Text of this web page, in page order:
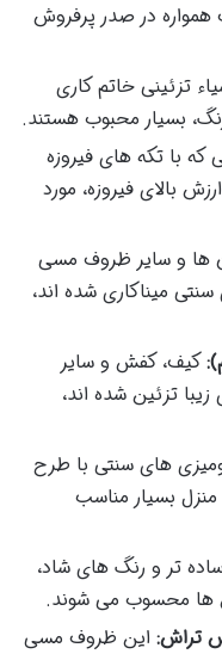
همواره در صدر پرفروش
تزئینی خاتم کاری
بسیار محبوب هستند.
که با تکه های فیروزه
بالای فیروزه، مورد
ها و سایر ظروف مسی
میناکاری شده اند،
کیف، کفش و سایر
تزئین شده اند،
های سنتی با طرح
بسیار مناسب
تر و رنگ های شاد،
ها محسوب می شوند.
تراش: این ظروف مسی